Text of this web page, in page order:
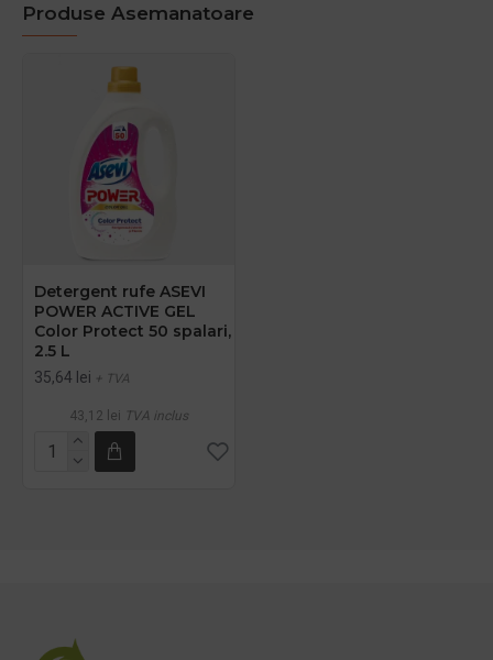
Produse Asemanatoare
Detergent rufe ASEVI
POWER ACTIVE GEL
Color Protect 50 spalari,
2.5 L
35,64 lei + TVA
43,12 lei TVA inclus